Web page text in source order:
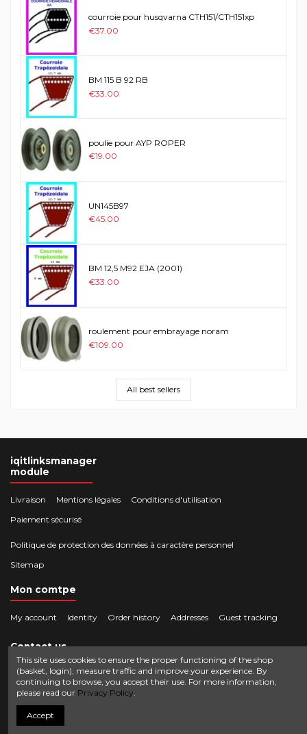
courroie pour husqvarna CTH151/CTH151xp
€37.00
BM 115 B 92 RB
€33.00
poulie pour AYP ROPER
€19.00
UN145B97
€45.00
BM 12,5 M92 EJA (2001)
€33.00
roulement pour embrayage noram
€109.00
All best sellers
iqitlinksmanager
module
Livraison Mentions légales
Conditions d'utilisation
Paiement sécurisé
Politique de protection des données à caractère personnel
Sitemap
Mon comtpe
My account Identity Order history Addresses Guest tracking
Contact us
Crocbois-motoculture.com
50 route de Villefort 48800 Pied-de-Borne
0624436257
contact@crocbois-motoculture.com
This site uses cookies to ensure the proper functioning of the shop
(basket, login), measure traffic and improve your experience. By
continuing to browse, you accept their use. For more information,
please read our Privacy Policy.
Accept